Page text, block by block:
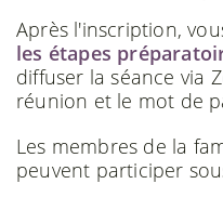
Après l'inscription,
les étapes
diffuser la séance via
réunion et le mot de
Les membres de la
peuvent participer